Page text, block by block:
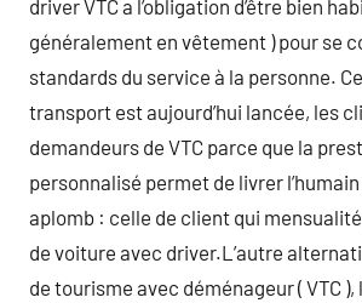
driver VTC a l’obligation d’être bien
généralement en vêtement ) pour se
standards du service à la personne.
transport est aujourd’hui lancée, les
demandeurs de VTC parce que la
personnalisé permet de livrer
aplomb : celle de client qui
de voiture avec driver.L’autre
de tourisme avec déménageur ( VTC ),